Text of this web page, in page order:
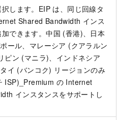
します。EIP は、同じ回線タ
Shared Bandwidth インス
できます。中国 (香港)、日本
ール、マレーシア (クアラルン
ピン (マニラ)、インドネシア
イ (バンコク) リージョンのみ
ISP)_Premium の Internet
インスタンスをサポートし